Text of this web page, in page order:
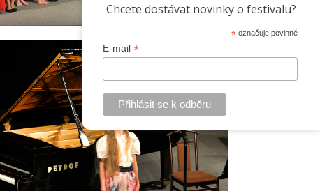
Chcete dostávat novinky o festivalu?
* označuje povinné
E-mail *